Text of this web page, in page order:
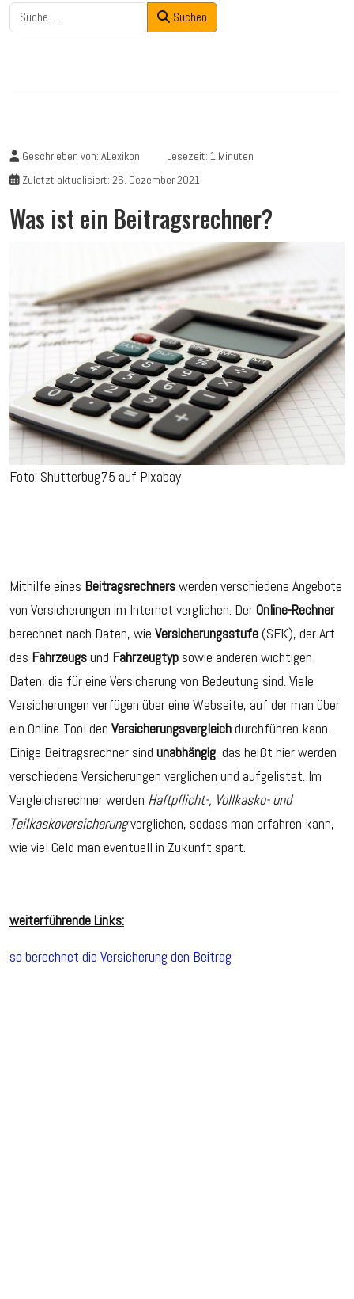
Suchen
Geschrieben von: ALexikon
Lesezeit: 1 Minuten
Zuletzt aktualisiert: 26. Dezember 2021
Was ist ein Beitragsrechner?
Foto: Shutterbug75 auf Pixabay
Mithilfe eines Beitragsrechnerswerden verschiedene Angebote
von Versicherungen im Internet verglichen. DerOnline-Rechner
berechnet nach Daten, wie Versicherungsstufe(SFK), der Art
des Fahrzeugsund Fahrzeugtyp sowie anderen wichtigen
Daten, die für eine Versicherung von Bedeutung sind. Viele
Versicherungen verfügen über eine Webseite, auf der man über
ein Online-Tool den Versicherungsvergleichdurchführen kann.
Einige Beitragsrechner sind unabhängig, das heißt hier werden
verschiedene Versicherungen verglichen und aufgelistet. Im
Vergleichsrechner werden Haftpflicht-, Vollkasko- und
Teilkaskoversicherungverglichen, sodass man erfahren kann,
wie viel Geld man eventuell in Zukunft spart.
weiterführende Links:
so berechnet die Versicherung den Beitrag